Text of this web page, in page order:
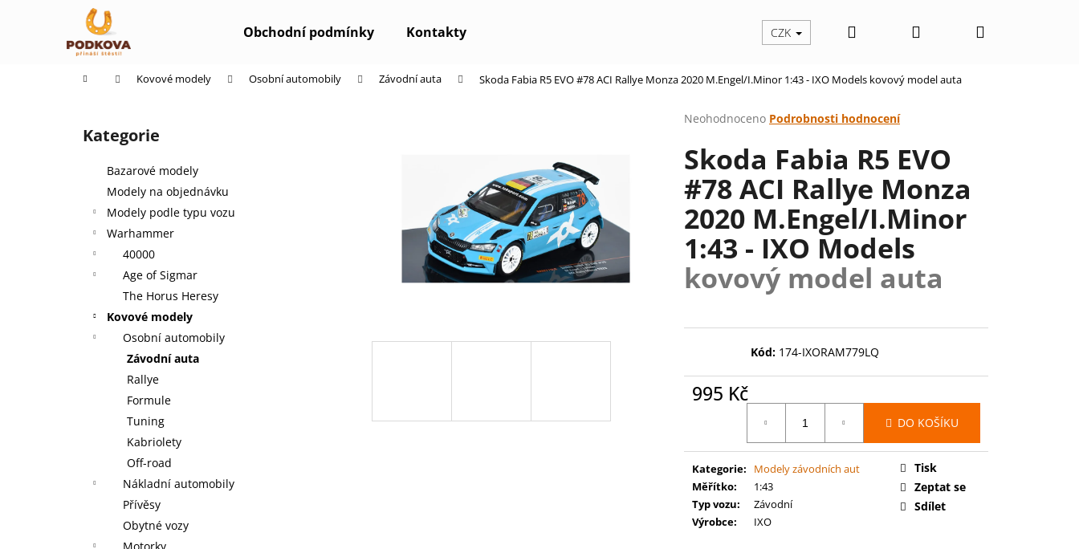
Obchodní podmínky Kontakty CZK Hledat PřihlášeníNákupní
Domů Kovové modely Osobní automobily Závodní auta Skoda Fabia R5 EVO #78 ACI Rallye Monza 2020 M.Engel/I.Minor 1:43 - IXO Models kovový model auta
Přeskočit
kategorie
Kategorie
Bazarové modely
Modely na objednávku
Modely podle typu vozu
Warhammer
40000
Age of Sigmar
The Horus Heresy
Kovové modely
Osobní automobily
Závodní auta
Rallye
Formule
Tuning
Kabriolety
Off-road
Nákladní automobily
Přívěsy
Obytné vozy
Průměrné
produktu
je
0,0
z
5
hvězdiček.
Neohodnoceno Podrobnosti hodnocení
Skoda Fabia R5 EVO
#78 ACI Rallye Monza
2020 M.Engel/I.Minor
1:43 - IXO Models
kovový model auta
Kód: 174-IXORAM779LQ
995 Kč
DO KOŠÍKU
Kategorie:
Modely závodních aut
Měřítko:
1:43
Typ vozu:
Závodní
Výrobce: IXO
Tisk
Zeptat se
Sdílet
Zpět
Zpět
Co potřebujete najít?
Doporučujeme
Následující
WARHAMMER 40000: EMPERORS
CHILDREN - BLISSBOUND WARBAND
EMPERORS CHILDREN - BLISSBOUND
WARBAND
4 499 Kč
3 799 Kč
EATER - CHARNELGRAND JURY